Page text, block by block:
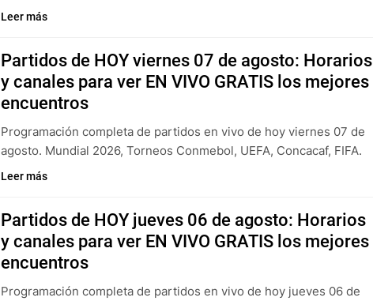
Leer más
Partidos de HOY viernes 07 de agosto: Horarios
y canales para ver EN VIVO GRATIS los mejores
encuentros
Programación completa de partidos en vivo de hoy viernes 07 de
agosto. Mundial 2026, Torneos Conmebol, UEFA, Concacaf, FIFA.
Leer más
Partidos de HOY jueves 06 de agosto: Horarios
y canales para ver EN VIVO GRATIS los mejores
encuentros
Programación completa de partidos en vivo de hoy jueves 06 de